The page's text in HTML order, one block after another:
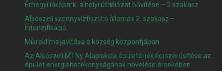
Érhegyi lakópark: a helyi úthálózat bővítése – D szakasz
Alsószeli szennyvíztisztító állomás 2. szakasz –
Intenzifikáció
Mikroklíma javítása a község központjában
Az Alsószeli MTNy Alapiskola épületének korszerűsítése az
épület energiahatékonyságának növelése érdekében